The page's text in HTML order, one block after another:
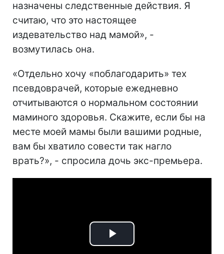
назначены следственные действия. Я
считаю, что это настоящее
издевательство над мамой», -
возмутилась она.
«Отдельно хочу «поблагодарить» тех
псевдоврачей, которые ежедневно
отчитываются о нормальном состоянии
маминого здоровья. Скажите, если бы на
месте моей мамы были вашими родные,
вам бы хватило совести так нагло
врать?», - спросила дочь экс-премьера.
Play